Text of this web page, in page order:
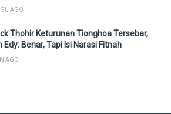
AGO
Thohir Keturunan Tionghoa Tersebar,
Edy: Benar, Tapi Isi Narasi Fitnah
AGO